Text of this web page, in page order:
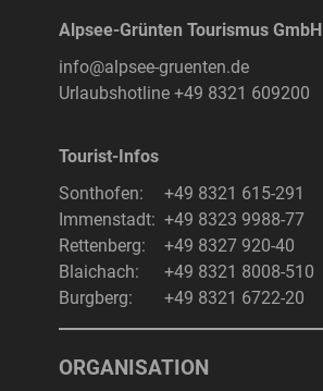
Alpsee-Grünten Tourismus GmbH
info@alpsee-gruenten.de
Urlaubshotline +49 8321 609200
Tourist-Infos
Sonthofen:
+49 8321 615-291
Immenstadt: +49 8323 9988-77
Rettenberg:
+49 8327 920-40
Blaichach:
+49 8321 8008-510
Burgberg:
+49 8321 6722-20
ORGANISATION